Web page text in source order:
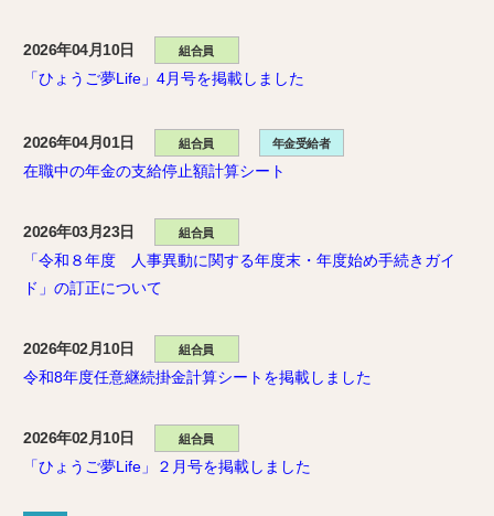
2026年04月10日 組合員
「ひょうご夢Life」4月号を掲載しました
2026年04月01日 組合員 年金受給者
在職中の年金の支給停止額計算シート
2026年03月23日 組合員
「令和８年度 人事異動に関する年度末・年度始め手続きガイ
ド」の訂正について
2026年02月10日 組合員
令和8年度任意継続掛金計算シートを掲載しました
2026年02月10日 組合員
「ひょうご夢Life」２月号を掲載しました